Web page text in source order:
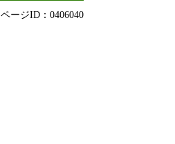
ページID：0406040